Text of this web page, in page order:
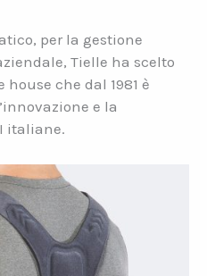
per la gestione
Tielle ha scelto
house che dal 1981 è
e la
italiane.